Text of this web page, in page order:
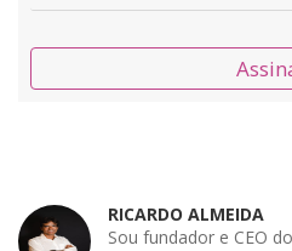
RICARDO ALMEIDA
Sou fundador e CEO